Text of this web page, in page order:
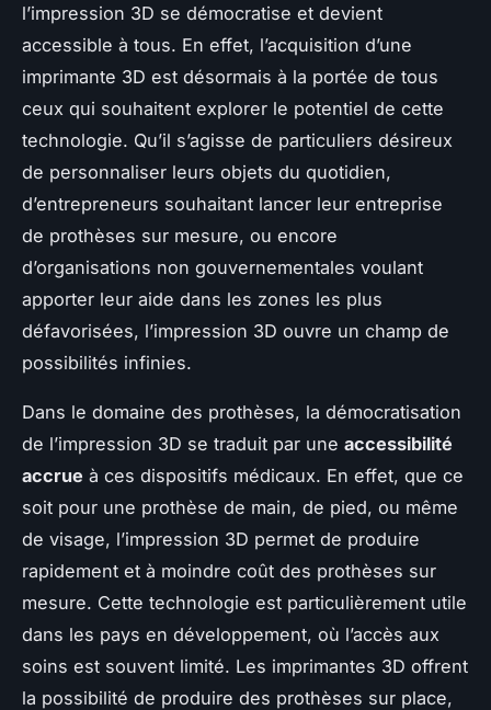
l’impression 3D se démocratise et devient
accessible à tous. En effet, l’acquisition d’une
imprimante 3D est désormais à la portée de tous
ceux qui souhaitent explorer le potentiel de cette
technologie. Qu’il s’agisse de particuliers désireux
de personnaliser leurs objets du quotidien,
d’entrepreneurs souhaitant lancer leur entreprise
de prothèses sur mesure, ou encore
d’organisations non gouvernementales voulant
apporter leur aide dans les zones les plus
défavorisées, l’impression 3D ouvre un champ de
possibilités infinies.
Dans le domaine des prothèses, la démocratisation
de l’impression 3D se traduit par une accessibilité
accrue à ces dispositifs médicaux. En effet, que ce
soit pour une prothèse de main, de pied, ou même
de visage, l’impression 3D permet de produire
rapidement et à moindre coût des prothèses sur
mesure. Cette technologie est particulièrement utile
dans les pays en développement, où l’accès aux
soins est souvent limité. Les imprimantes 3D offrent
la possibilité de produire des prothèses sur place,